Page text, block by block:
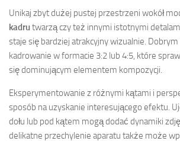
Unikaj zbyt dużej pustej przestrzeni wokół
kadrutwarzą czy też innymi istotnymi
staje się bardziej atrakcyjny wizualnie.
kadrowanie w formacie 3:2 lub 4:5, które
się dominującym elementem kompozycji.
Eksperymentowanie z różnymi kątami i
sposób na uzyskanie interesującego efektu.
dołu lub pod kątem mogą dodać dynamiki
delikatne przechylenie aparatu także może